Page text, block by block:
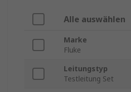
Alle auswählen
Marke
Fluke
Leitungstyp
Testleitung Set